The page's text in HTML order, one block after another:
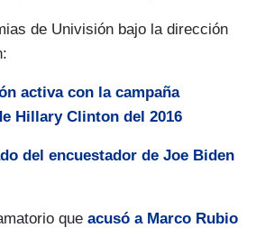
de Univisión bajo la dirección
activa con la campaña
Hillary Clinton del 2016
del encuestador de Joe Biden
que acusó a Marco Rubio